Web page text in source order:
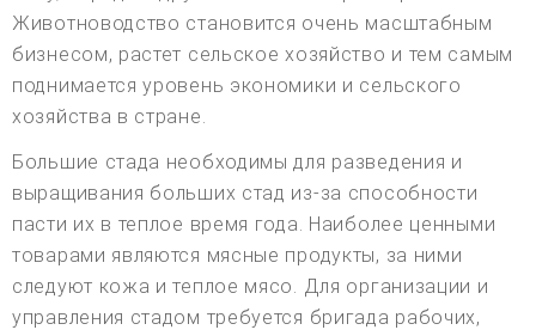
Животноводство становится очень масштабным
бизнесом, растет сельское хозяйство и тем самым
поднимается уровень экономики и сельского
хозяйства в стране.
Большие стада необходимы для разведения и
выращивания больших стад из-за способности
пасти их в теплое время года. Наиболее ценными
товарами являются мясные продукты, за ними
следуют кожа и теплое мясо. Для организации и
управления стадом требуется бригада рабочих,